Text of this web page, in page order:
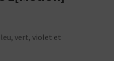
vert, violet et